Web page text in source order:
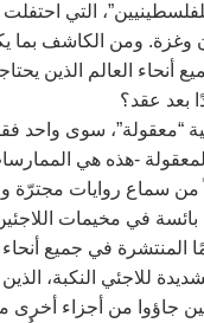
التي احتفلت
وغزة. ومن الكاشف
أنحاء العالم الذين
بعد عقد؟‏
“معقولة”، سوى
-هذه هي
سماع روايات مجترّة
في مخيمات اللاجئين
لإغاثة وتشغيل اللاجئين الفلسطينيين (الأونروا) البالغ
الشديدة للاجئي